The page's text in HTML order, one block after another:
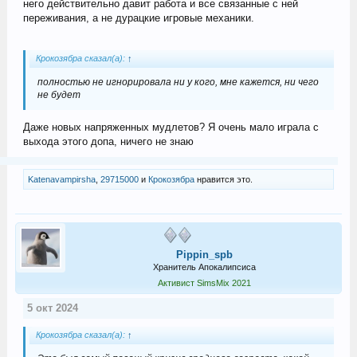
него действительно давит работа и все связанные с ней
переживания, а не дурацкие игровые механики.
Крокозябра сказал(а): ↑
полностью не игнорировала ни у кого, мне кажется, ни чего
не будет
Даже новых напряженных мудлетов? Я очень мало играла с
выхода этого допа, ничего не знаю
Katenavampirsha, 29715000и Крокозябранравится это.
Pippin_spb
Хранитель Апокалипсиса
Активист SimsMix 2021
5 окт 2024
Крокозябра сказал(а): ↑